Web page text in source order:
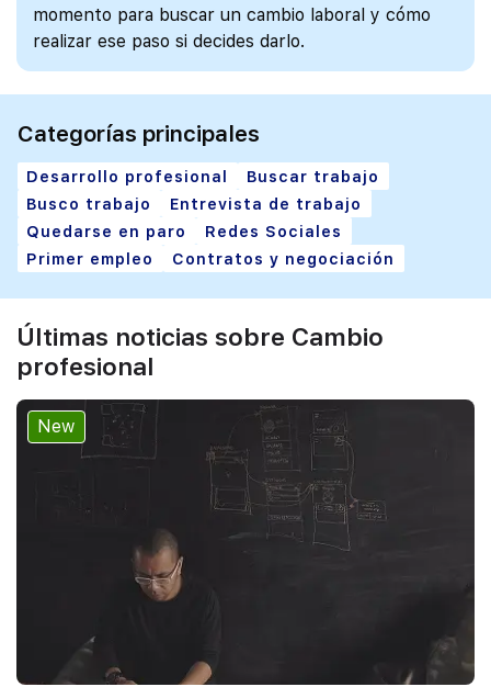
momento para buscar un cambio laboral y cómo
realizar ese paso si decides darlo.
Categorías principales
Desarrollo profesional
Buscar trabajo
Busco trabajo
Entrevista de trabajo
Quedarse en paro
Redes Sociales
Primer empleo
Contratos y negociación
Últimas noticias sobre Cambio
profesional
New